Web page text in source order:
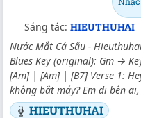
Sáng tác: HIEUTHUHAI
Nước Mắt Cá Sấu -
Blues Key (original): Gm →
[Am] | [Am] | [B7] Verse 1:
không bắt máy? Em đi bên
HIEUTHUHAI